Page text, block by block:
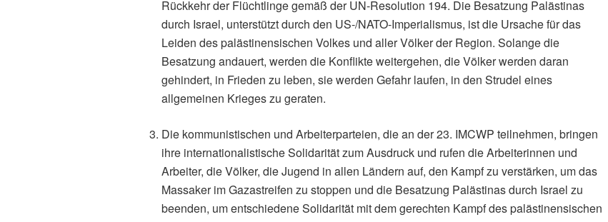
Rückkehr der Flüchtlinge gemäß der UN-Resolution 194. Die Besatzung Palästinas
durch Israel, unterstützt durch den US-/NATO-Imperialismus, ist die Ursache für das
Leiden des palästinensischen Volkes und aller Völker der Region. Solange die
Besatzung andauert, werden die Konflikte weitergehen, die Völker werden daran
gehindert, in Frieden zu leben, sie werden Gefahr laufen, in den Strudel eines
allgemeinen Krieges zu geraten.
Die kommunistischen und Arbeiterparteien, die an der 23. IMCWP teilnehmen, bringen
ihre internationalistische Solidarität zum Ausdruck und rufen die Arbeiterinnen und
Arbeiter, die Völker, die Jugend in allen Ländern auf, den Kampf zu verstärken, um das
Massaker im Gazastreifen zu stoppen und die Besatzung Palästinas durch Israel zu
beenden, um entschiedene Solidarität mit dem gerechten Kampf des palästinensischen